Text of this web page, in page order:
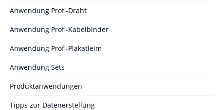
Anwendung Profi-Draht
Anwendung Profi-Kabelbinder
Anwendung Profi-Plakatleim
Anwendung Sets
Produktanwendungen
Tipps zur Datenerstellung